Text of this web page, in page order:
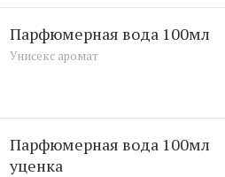
Парфюмерная вода 100мл
Унисекс аромат
Парфюмерная вода 100мл
уценка